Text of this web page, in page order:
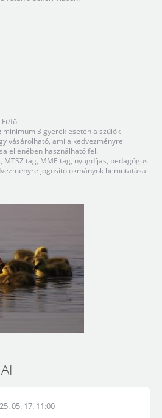
Ft/fő
minimum 3 gyerek esetén a szülők
vásárolható, ami a kedvezményre
ellenében használható fel.
tag, MME tag, nyugdíjas, pedagógus
jogosító okmányok bemutatása
05. 17. 11:00